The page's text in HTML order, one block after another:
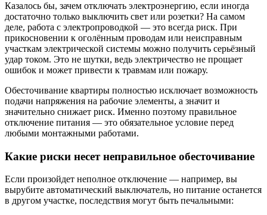
Казалось бы, зачем отключать электроэнергию, если иногда
достаточно только выключить свет или розетки? На самом
деле, работа с электропроводкой — это всегда риск. При
прикосновении к оголённым проводам или неисправным
участкам электрической системы можно получить серьёзный
удар током. Это не шутки, ведь электричество не прощает
ошибок и может привести к травмам или пожару.
Обесточивание квартиры полностью исключает возможность
подачи напряжения на рабочие элементы, а значит и
значительно снижает риск. Именно поэтому правильное
отключение питания — это обязательное условие перед
любыми монтажными работами.
Какие риски несет неправильное обесточивание
Если произойдет неполное отключение — например, вы
вырубите автоматический выключатель, но питание останется
в другом участке, последствия могут быть печальными: